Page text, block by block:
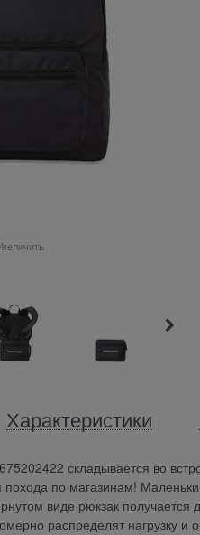
Характеристики
складывается во
похода по магазинам!
виде рюкзак
распределят нагрузку и